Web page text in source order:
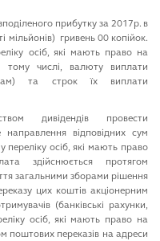
прибутку за 2017р. в
гривень 00 копійок.
осіб, які мають право на
тому числі, валюту виплати
та строк їх виплати
дивідендів провести
відповідних сум
переліку осіб, які мають право
здійснюється протягом
загальними зборами рішення
цих коштів акціонерним
(банківські рахунки,
осіб, які мають право на
поштових переказів на адреси